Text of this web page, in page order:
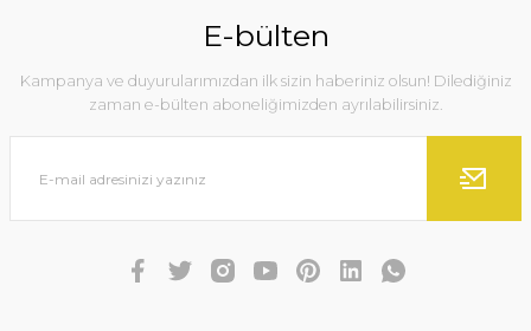
E-bülten
Kampanya ve duyurularımızdan ilk sizin haberiniz olsun! Dilediğiniz
zaman e-bülten aboneliğimizden ayrılabilirsiniz.